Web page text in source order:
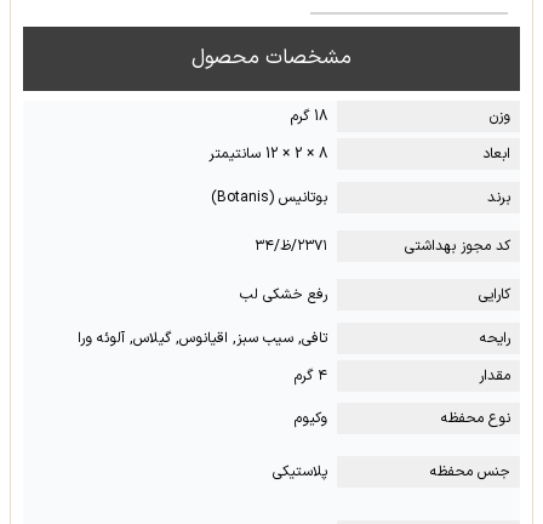
مشخصات محصول
وزن
18 گرم
ابعاد
8 × 2 × 12 سانتیمتر
برند
بوتانیس (Botanis)
کد مجوز بهداشتی ۲۳۷۱/ظ/۳۴
کارایی
رفع خشکی لب
رایحه
تافی, سیب سبز, اقیانوس, گیلاس, آلوئه ورا
مقدار
۴ گرم
نوع محفظه
وکیوم
جنس محفظه پلاستیکی